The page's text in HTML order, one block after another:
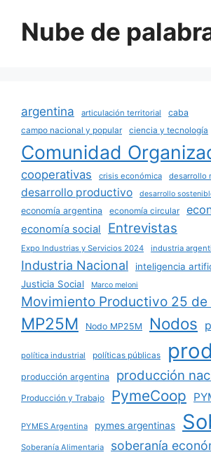
Nube de
argentina articulación territorial
caba
campo nacional y popular
ciencia y tecnología
Comunidad
cooperativas crisis económica desarrollo
desarrollo productivo desarrollo
economía argentina economía circular
economía social Entrevistas
Expo Industrias y Servicios 2024 industria
Industria Nacional inteligencia
Justicia Social Marco meloni
Movimiento Productivo 25 de
MP25M Nodo MP25M Nodos
política industrial políticas públicas
producción argentina producción
Producción y Trabajo PymeCoop
PYMES Argentina pymes argentinas
Soberanía Alimentaria soberanía